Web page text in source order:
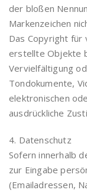
der bloßen
Markenzeichen
Das Copyright
erstellte Objekte
Vervielfältigung
Tondokumente,
elektronischen
ausdrückliche
4. Datenschutz
Sofern innerhalb
zur Eingabe
(Emailadressen,